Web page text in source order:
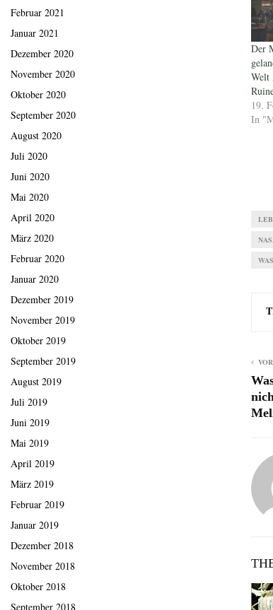
Der
Welt
19.
In
Februar 2021
Januar 2021
Dezember 2020
November 2020
Oktober 2020
September 2020
August 2020
Juli 2020
Juni 2020
Mai 2020
April 2020
März 2020
Februar 2020
Januar 2020
Dezember 2019
November 2019
Oktober 2019
September 2019
August 2019
Juli 2019
Juni 2019
Mai 2019
April 2019
März 2019
Februar 2019
Januar 2019
Dezember 2018
November 2018
Oktober 2018
September 2018